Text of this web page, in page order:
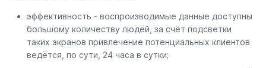
эффективность - воспроизводимые данные доступны
большому количеству людей, за счёт подсветки
таких экранов привлечение потенциальных клиентов
ведётся, по сути, 24 часа в сутки;